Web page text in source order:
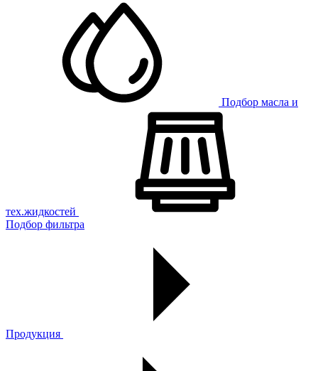
Подбор масла и
тех.жидкостей
Подбор фильтра
Продукция